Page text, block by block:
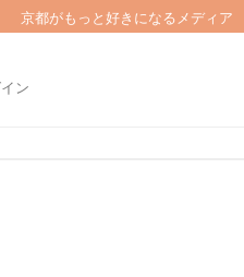
京都がもっと好きになるメディア
ン